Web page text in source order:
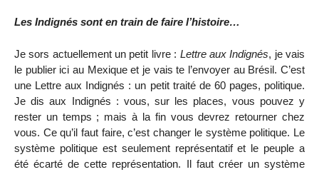
Les Indignés sont en train de faire l’histoire…
Je sors actuellement un petit livre : Lettre aux Indignés, je vais
le publier ici au Mexique et je vais te l’envoyer au Brésil. C’est
une Lettre aux Indignés : un petit traité de 60 pages, politique.
Je dis aux Indignés : vous, sur les places, vous pouvez y
rester un temps ; mais à la fin vous devrez retourner chez
vous. Ce qu’il faut faire, c’est changer le système politique. Le
système politique est seulement représentatif et le peuple a
été écarté de cette représentation. Il faut créer un système